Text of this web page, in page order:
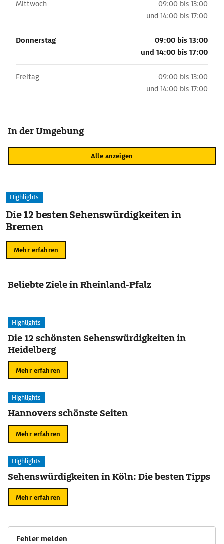
Mittwoch
09:00 bis 13:00
und 14:00 bis 17:00
Donnerstag
09:00 bis 13:00
und 14:00 bis 17:00
Freitag
09:00 bis 13:00
und 14:00 bis 17:00
In der Umgebung
Alle anzeigen
Highlights
Die 12 besten Sehenswürdigkeiten in
Bremen
Mehr erfahren
Beliebte Ziele in Rheinland-Pfalz
Highlights
Die 12 schönsten Sehenswürdigkeiten in
Heidelberg
Mehr erfahren
Highlights
Hannovers schönste Seiten
Mehr erfahren
Highlights
Sehenswürdigkeiten in Köln: Die besten Tipps
Mehr erfahren
Fehler melden